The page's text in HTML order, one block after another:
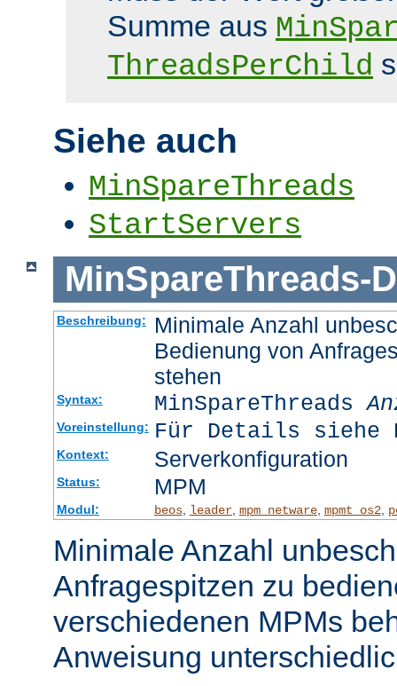
Summe aus
ThreadsPerChild
Siehe auch
MinSpareThreads
StartServers
MinSpareThreads-
Beschreibung:
Minimale Anzahl
Bedienung von
stehen
Syntax: MinSpareThreads
Voreinstellung: Für Details siehe
Kontext: Serverkonfiguration
Status: MPM
Modul: beos, leader, mpm_netware, mpmt_os2,
Minimale Anzahl
Anfragespitzen zu
verschiedenen MPMs
Anweisung